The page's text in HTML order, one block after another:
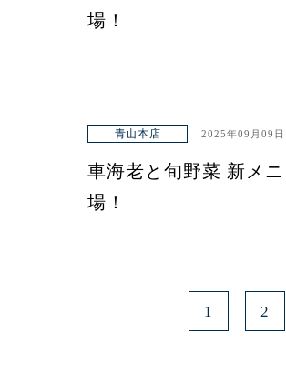
場！
青山本店 2025年09月09日
車海老と旬野菜 新メ
場！
1 2